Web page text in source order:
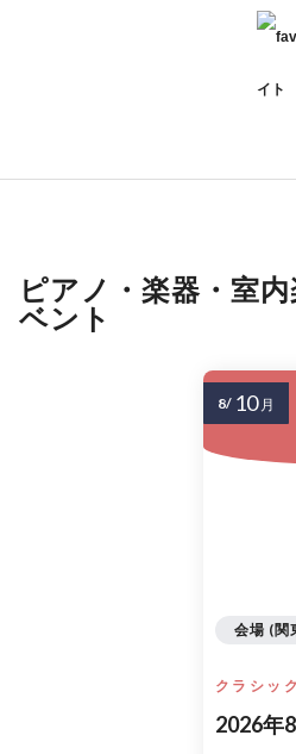
イト
ピアノ・楽器・室
ベント
クラシック
2026年
会場 (関
8/ 10 月